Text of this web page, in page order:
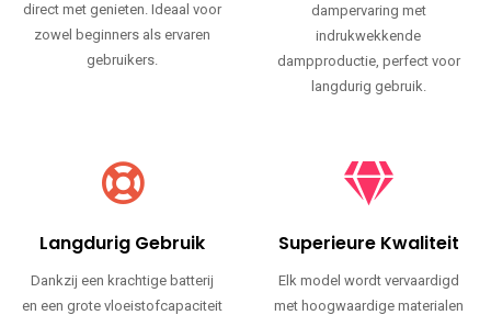
direct met genieten. Ideaal voor
zowel beginners als ervaren
gebruikers.
dampervaring met
indrukwekkende
dampproductie, perfect voor
langdurig gebruik.
Langdurig Gebruik
Dankzij een krachtige batterij
en een grote vloeistofcapaciteit
Superieure Kwaliteit
Elk model wordt vervaardigd
met hoogwaardige materialen